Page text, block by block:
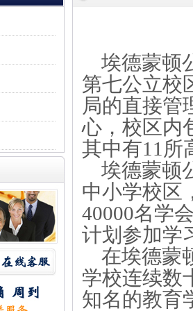
埃德蒙顿
第七公立校
局的直接管
心，校区内
其中有11所
埃德蒙顿
中小学校区
40000名学
计划参加学
在埃德蒙
学校连续数
知名的教育